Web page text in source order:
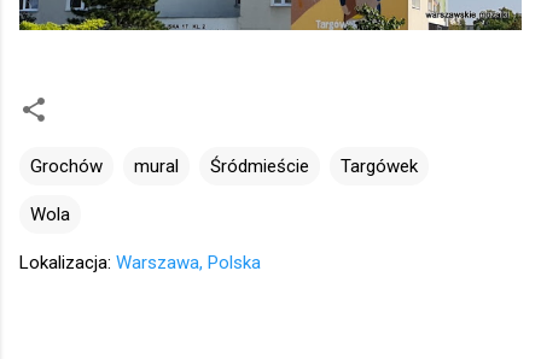
Grochów mural Śródmieście Targówek
Wola
Lokalizacja: Warszawa, Polska